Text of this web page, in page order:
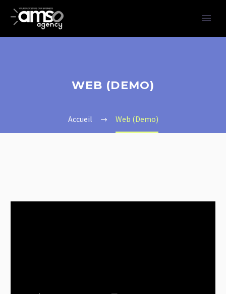
WEB (DEMO)
Accueil Web (Demo)